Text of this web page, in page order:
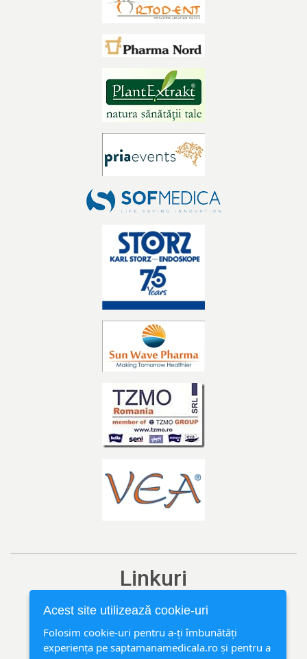
Linkuri
Ediția curentă
Arhivă
Rubrici
Acest site utilizează cookie-uri
Folosim cookie-uri pentru a-ți îmbunătăți
experiența pe saptamanamedicala.ro și pentru a